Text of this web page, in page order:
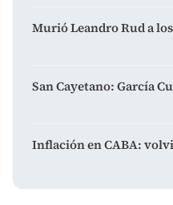
Murió Leandro Rud a
San Cayetano: García
Inflación en CABA: